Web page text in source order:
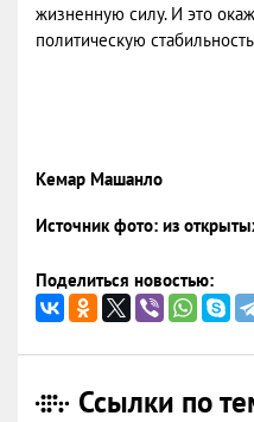
жизненную силу. И это
политическую
Кемар Машанло
Источник фото: из
Поделиться новостью:
Ссылки по